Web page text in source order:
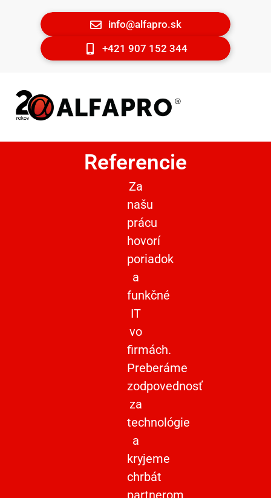
info@alfapro.sk
+421 907 152 344
Referencie
Za
našu
prácu
hovorí
poriadok
a
funkčné
IT
vo
firmách.
Preberáme
zodpovednosť
za
technológie
a
kryjeme
chrbát
partnerom,